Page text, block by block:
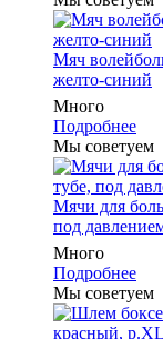
Мяч
желто-синий
Много
Подробнее
Мы советуем
Мячи для
под
Много
Подробнее
Мы советуем